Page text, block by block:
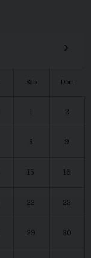
›
Sab Dom
1 2
8 9
15 16
22 23
29 30